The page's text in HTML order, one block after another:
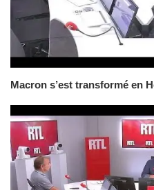
Macron s’est transformé en